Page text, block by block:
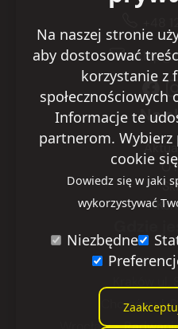
Na
O
Warszawa
Chorzówul.
Na naszej stronie
aby dostosować
korzystanie z
społecznościowych
Informacje te
partnerom.
cookie
Dowiedz się w jaki
wykorzystywać
Niezbędne